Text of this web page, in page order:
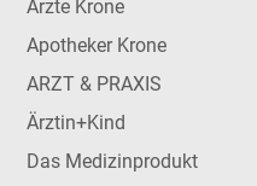
Ärzte Krone
Apotheker Krone
ARZT & PRAXIS
Ärztin+Kind
Das Medizinprodukt